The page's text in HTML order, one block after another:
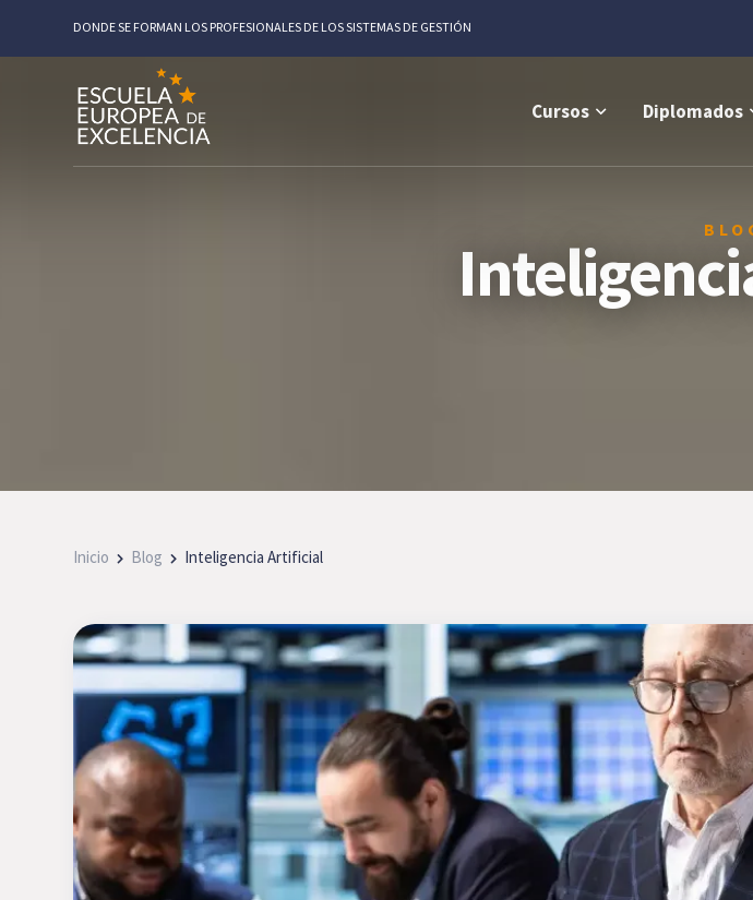
DONDE SE FORMAN LOS PROFESIONALES DE LOS SISTEMAS DE GESTIÓN
Cursos Diplomados
Inicio Blog Inteligencia Artificial